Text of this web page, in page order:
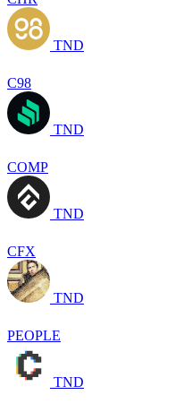
TND
C98
TND
COMP
TND
CFX
TND
PEOPLE
TND